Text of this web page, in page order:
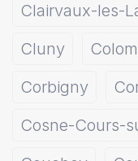
Clairvaux-les-
Cluny
Corbigny
Cosne-Cours-